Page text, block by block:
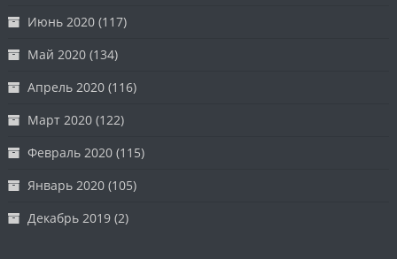
Июнь 2020 (117)
Май 2020 (134)
Апрель 2020 (116)
Март 2020 (122)
Февраль 2020 (115)
Январь 2020 (105)
Декабрь 2019 (2)